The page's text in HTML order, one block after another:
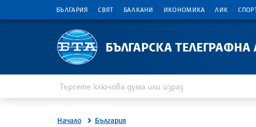
БЪЛГАРИЯ СВЯТ БАЛКАНИ ИКОНОМИКА ЛИК
БЪЛГАРСКА ТЕЛЕГРАФНА
Начало България